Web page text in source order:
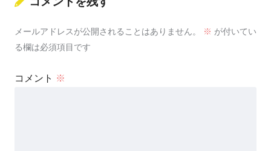
メールアドレスが公開されることはありません。 ※ が付いてい
る欄は必須項目です
コメント ※